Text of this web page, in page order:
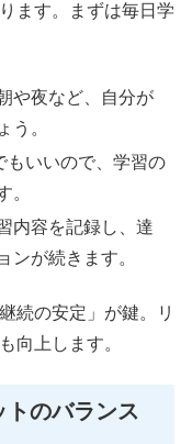
ます。まずは毎日学
や夜など、自分が
う。
もいいので、学習の
。
内容を記録し、達
ンが続きます。
続の安定」が鍵。リ
向上します。
のバランス